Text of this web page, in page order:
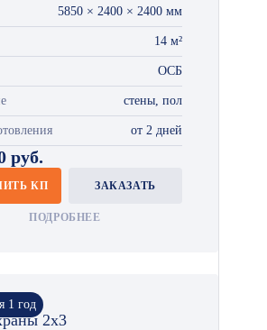
5850 × 2400 × 2400 мм
14 м²
ОСБ
стены, пол
от 2 дней
руб.
КП ЗАКАЗАТЬ
ПОДРОБНЕЕ
1 год
2х3